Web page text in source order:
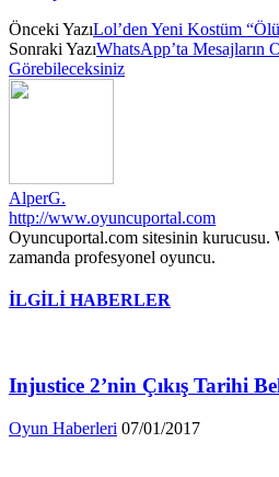
Önceki YazıLol’den Yeni Kostüm
Sonraki YazıWhatsApp’ta Mesajların
Görebileceksiniz
AlperG.
http://www.oyuncuportal.com
Oyuncuportal.com sitesinin kurucusu.
zamanda profesyonel oyuncu.
İLGİLİ HABERLER
Injustice 2’nin Çıkış Tarihi
Oyun Haberleri 07/01/2017